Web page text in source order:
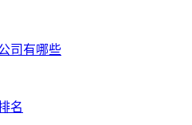
司有哪些
名